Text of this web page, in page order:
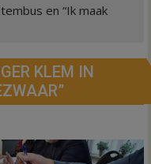
en “Ik maak
KLEM IN